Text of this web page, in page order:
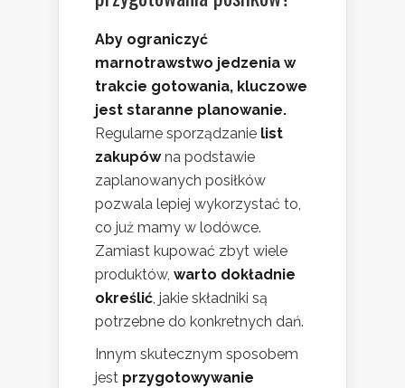
Aby ograniczyć
marnotrawstwo jedzenia w
trakcie gotowania, kluczowe
jest staranne planowanie.
Regularne sporządzanie list
zakupówna podstawie
zaplanowanych posiłków
pozwala lepiej wykorzystać to,
co już mamy w lodówce.
Zamiast kupować zbyt wiele
produktów, warto dokładnie
określić, jakie składniki są
potrzebne do konkretnych dań.
Innym skutecznym sposobem
jest przygotowywanie